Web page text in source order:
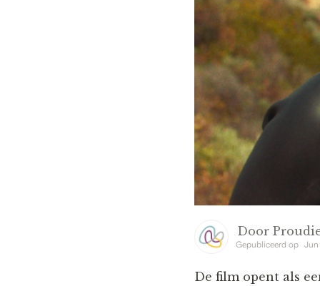
Door
Gepubliceerd op Jun
De film opent als